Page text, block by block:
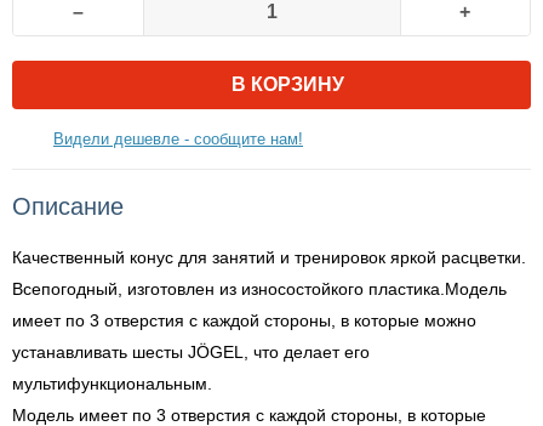
– +
В КОРЗИНУ
Видели дешевле - сообщите нам!
Описание
Качественный конус для занятий и тренировок яркой расцветки.
Всепогодный, изготовлен из износостойкого пластика.Модель
имеет по 3 отверстия с каждой стороны, в которые можно
устанавливать шесты JÖGEL, что делает его
мультифункциональным.
Модель имеет по 3 отверстия с каждой стороны, в которые